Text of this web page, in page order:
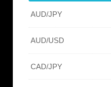
AUD/JPY
AUD/USD
CAD/JPY